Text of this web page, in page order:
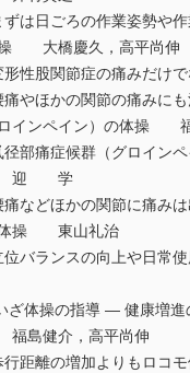
は日ごろの作業姿勢や
操 大橋慶久，高平尚伸
性股関節症の痛みだけ
やほかの関節の痛みに
インペイン）の体操
部痛症候群（グロイン
迎 学
などほかの関節に痛み
体操 東山礼治
バランスの向上や日常
体操の指導 — 健康増
島健介，高平尚伸
距離の増加よりもロコ